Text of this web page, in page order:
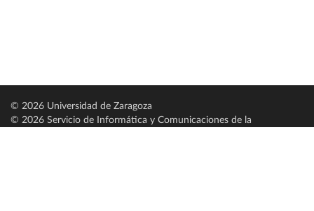
© 2026 Universidad de Zaragoza
© 2026 Servicio de Informática y Comunicaciones de la